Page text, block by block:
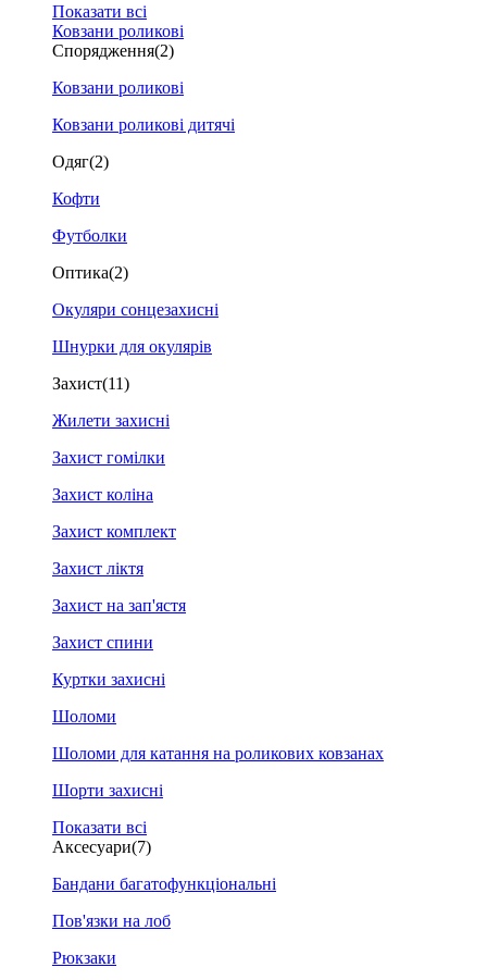
Показати всі
Ковзани роликові
Спорядження(2)
Ковзани роликові
Ковзани роликові дитячі
Одяг(2)
Кофти
Футболки
Оптика(2)
Окуляри сонцезахисні
Шнурки для окулярів
Захист(11)
Жилети захисні
Захист гомілки
Захист коліна
Захист комплект
Захист ліктя
Захист на зап'ястя
Захист спини
Куртки захисні
Шоломи
Шоломи для катання на роликових ковзанах
Шорти захисні
Показати всі
Аксесуари(7)
Бандани багатофункціональні
Пов'язки на лоб
Рюкзаки